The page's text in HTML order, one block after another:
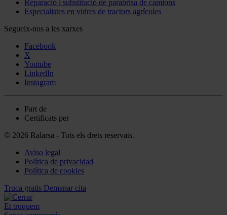
Reparació i substitució de parabrisa de camions
Especialistes en vidres de tractors agrícoles
Segueix-nos a les xarxes
Facebook
X
Youtube
LinkedIn
Instagram
Part de
Certificats per
© 2026 Ralarsa - Tots els drets reservats.
Aviso legal
Política de privacidad
Política de cookies
Truca gratis Demanar cita
Et truquem